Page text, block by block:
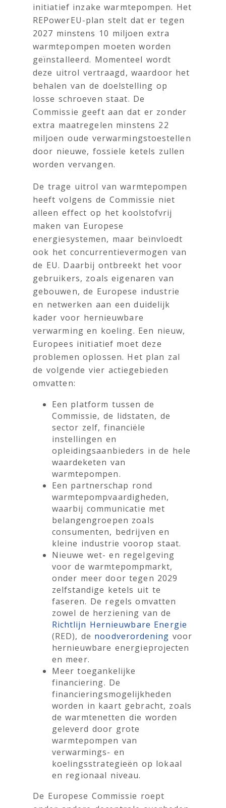
initiatief inzake warmtepompen. Het
REPowerEU-plan stelt dat er tegen
2027 minstens 10 miljoen extra
warmtepompen moeten worden
geïnstalleerd. Momenteel wordt
deze uitrol vertraagd, waardoor het
behalen van de doelstelling op
losse schroeven staat. De
Commissie geeft aan dat er zonder
extra maatregelen minstens 22
miljoen oude verwarmingstoestellen
door nieuwe, fossiele ketels zullen
worden vervangen.
De trage uitrol van warmtepompen
heeft volgens de Commissie niet
alleen effect op het koolstofvrij
maken van Europese
energiesystemen, maar beïnvloedt
ook het concurrentievermogen van
de EU. Daarbij ontbreekt het voor
gebruikers, zoals eigenaren van
gebouwen, de Europese industrie
en netwerken aan een duidelijk
kader voor hernieuwbare
verwarming en koeling. Een nieuw,
Europees initiatief moet deze
problemen oplossen. Het plan zal
de volgende vier actiegebieden
omvatten:
Een platform tussen de
Commissie, de lidstaten, de
sector zelf, financiële
instellingen en
opleidingsaanbieders in de hele
waardeketen van
warmtepompen.
Een partnerschap rond
warmtepompvaardigheden,
waarbij communicatie met
belangengroepen zoals
consumenten, bedrijven en
kleine industrie voorop staat.
Nieuwe wet- en regelgeving
voor de warmtepompmarkt,
onder meer door tegen 2029
zelfstandige ketels uit te
faseren. De regels omvatten
zowel de herziening van de
Richtlijn Hernieuwbare Energie
(RED), de noodverordening voor
hernieuwbare energieprojecten
en meer.
Meer toegankelijke
financiering. De
financieringsmogelijkheden
worden in kaart gebracht, zoals
de warmtenetten die worden
geleverd door grote
warmtepompen van
verwarmings- en
koelingsstrategieën op lokaal
en regionaal niveau.
De Europese Commissie roept